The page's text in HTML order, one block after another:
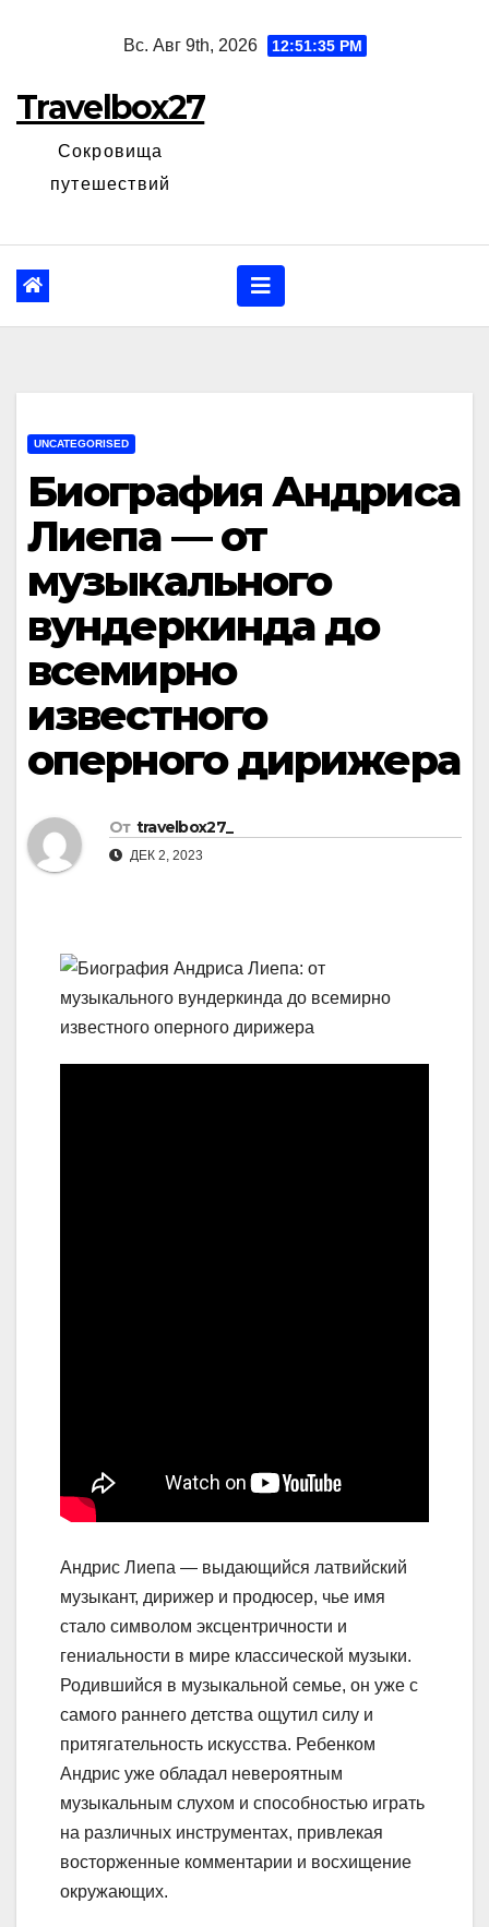
Вс. Авг 9th, 2026 12:51:36 PM
Travelbox27
Сокровища
путешествий
UNCATEGORISED
Биография Андриса
Лиепа — от
музыкального
вундеркинда до
всемирно
известного
оперного дирижера
От travelbox27_
ДЕК 2, 2023
Андрис Лиепа — выдающийся латвийский
музыкант, дирижер и продюсер, чье имя
стало символом эксцентричности и
гениальности в мире классической музыки.
Родившийся в музыкальной семье, он уже с
самого раннего детства ощутил силу и
притягательность искусства. Ребенком
Андрис уже обладал невероятным
музыкальным слухом и способностью играть
на различных инструментах, привлекая
восторженные комментарии и восхищение
окружающих.